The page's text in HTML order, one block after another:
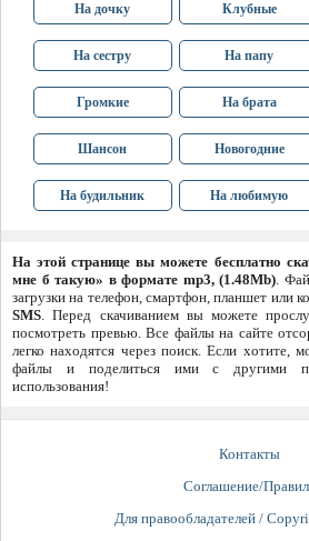
На дочку Клубные
На сестру На папу
Громкие На брата
Шансон Новогодние
На будильник На любимую
На этой странице вы можете бесплатно
мне б такую» в формате mp3, (1.48Mb).
загрузки на телефон, смартфон, планшет или
SMS. Перед скачиванием вы можете
посмотреть превью. Все файлы на сайте
легко находятся через поиск. Если хотите,
файлы и поделиться ими с другими
использования!
Контакты
Соглашение/
Для правообладателей /